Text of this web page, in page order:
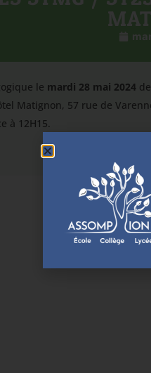
le mardi 28 mai 2024 de
Matignon, 57 rue de
à 12H15.